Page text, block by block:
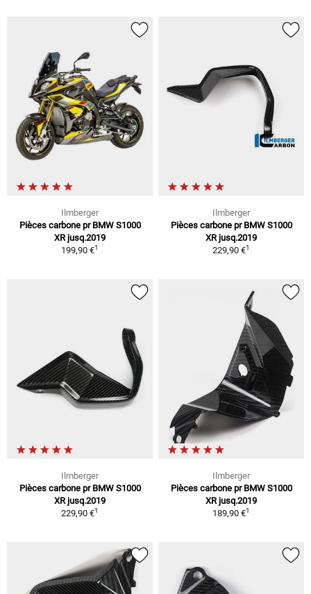
Ilmberger
Pièces carbone pr BMW S1000
XR jusq.2019
199,90 €1
Ilmberger
Pièces carbone pr BMW S1000
XR jusq.2019
229,90 €1
Ilmberger
Pièces carbone pr BMW S1000
XR jusq.2019
229,90 €1
Ilmberger
Pièces carbone pr BMW S1000
XR jusq.2019
189,90 €1